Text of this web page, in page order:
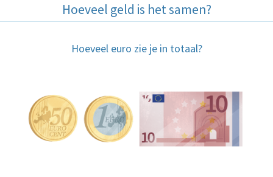
Hoeveel geld is het samen?
Hoeveel euro zie je in totaal?